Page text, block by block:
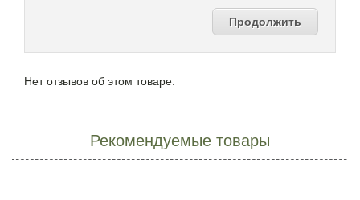
Продолжить
Нет отзывов об этом товаре.
Рекомендуемые товары